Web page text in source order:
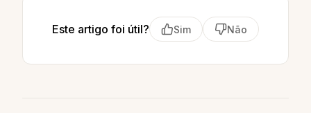
Este artigo foi útil? Sim Não